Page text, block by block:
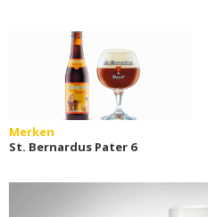
Merken
St. Bernardus Pater 6